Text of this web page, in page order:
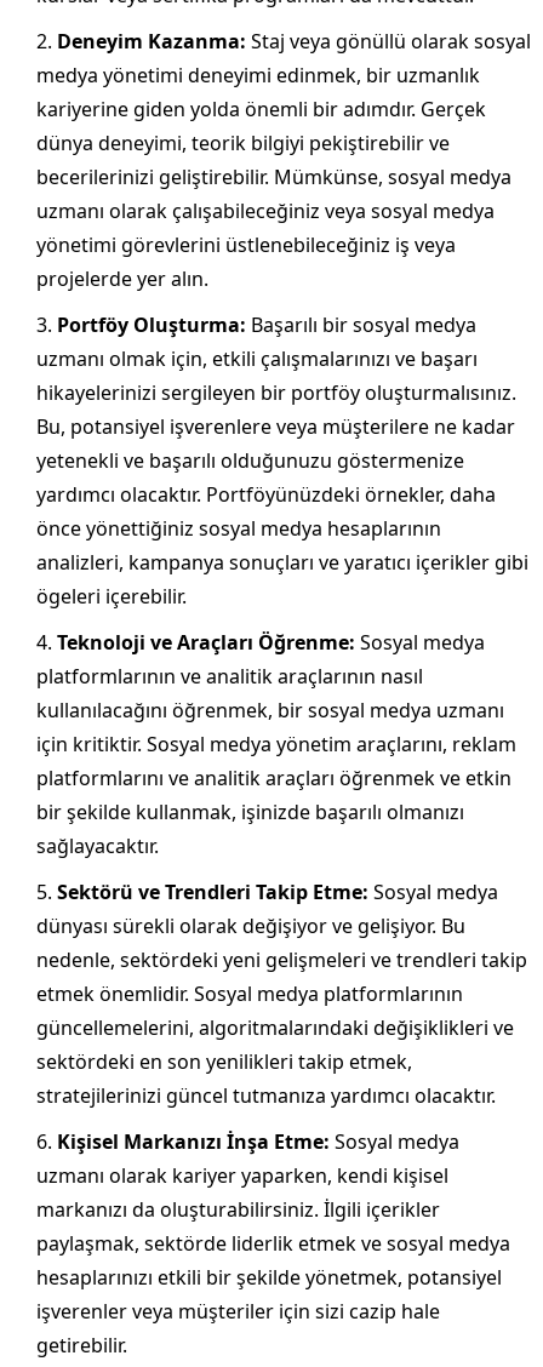
Deneyim Kazanma: Staj veya gönüllü olarak sosyal
medya yönetimi deneyimi edinmek, bir uzmanlık
kariyerine giden yolda önemli bir adımdır. Gerçek
dünya deneyimi, teorik bilgiyi pekiştirebilir ve
becerilerinizi geliştirebilir. Mümkünse, sosyal medya
uzmanı olarak çalışabileceğiniz veya sosyal medya
yönetimi görevlerini üstlenebileceğiniz iş veya
projelerde yer alın.
Portföy Oluşturma: Başarılı bir sosyal medya
uzmanı olmak için, etkili çalışmalarınızı ve başarı
hikayelerinizi sergileyen bir portföy oluşturmalısınız.
Bu, potansiyel işverenlere veya müşterilere ne kadar
yetenekli ve başarılı olduğunuzu göstermenize
yardımcı olacaktır. Portföyünüzdeki örnekler, daha
önce yönettiğiniz sosyal medya hesaplarının
analizleri, kampanya sonuçları ve yaratıcı içerikler gibi
ögeleri içerebilir.
Teknoloji ve Araçları Öğrenme: Sosyal medya
platformlarının ve analitik araçlarının nasıl
kullanılacağını öğrenmek, bir sosyal medya uzmanı
için kritiktir. Sosyal medya yönetim araçlarını, reklam
platformlarını ve analitik araçları öğrenmek ve etkin
bir şekilde kullanmak, işinizde başarılı olmanızı
sağlayacaktır.
Sektörü ve Trendleri Takip Etme: Sosyal medya
dünyası sürekli olarak değişiyor ve gelişiyor. Bu
nedenle, sektördeki yeni gelişmeleri ve trendleri takip
etmek önemlidir. Sosyal medya platformlarının
güncellemelerini, algoritmalarındaki değişiklikleri ve
sektördeki en son yenilikleri takip etmek,
stratejilerinizi güncel tutmanıza yardımcı olacaktır.
Kişisel Markanızı İnşa Etme: Sosyal medya
uzmanı olarak kariyer yaparken, kendi kişisel
markanızı da oluşturabilirsiniz. İlgili içerikler
paylaşmak, sektörde liderlik etmek ve sosyal medya
hesaplarınızı etkili bir şekilde yönetmek, potansiyel
işverenler veya müşteriler için sizi cazip hale
getirebilir.